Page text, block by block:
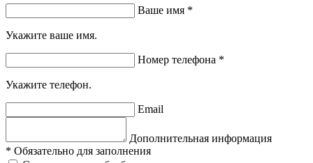
Ваше имя *
Укажите ваше имя.
Номер телефона *
Укажите телефон.
Email
Дополнительная информация
* Обязательно для заполнения